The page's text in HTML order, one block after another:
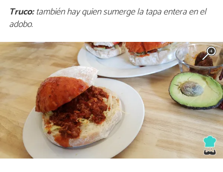
Truco:también hay quien sumerge la tapa entera en el
adobo.